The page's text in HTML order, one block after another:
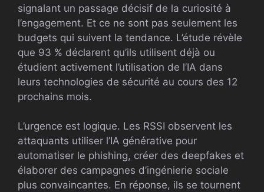
signalant un passage décisif de la curiosité à
l’engagement. Et ce ne sont pas seulement les
budgets qui suivent la tendance. L’étude révèle
que 93 % déclarent qu’ils utilisent déjà ou
étudient activement l’utilisation de l’IA dans
leurs technologies de sécurité au cours des 12
prochains mois.
L’urgence est logique. Les RSSI observent les
attaquants utiliser l’IA générative pour
automatiser le phishing, créer des deepfakes et
élaborer des campagnes d’ingénierie sociale
plus convaincantes. En réponse, ils se tournent